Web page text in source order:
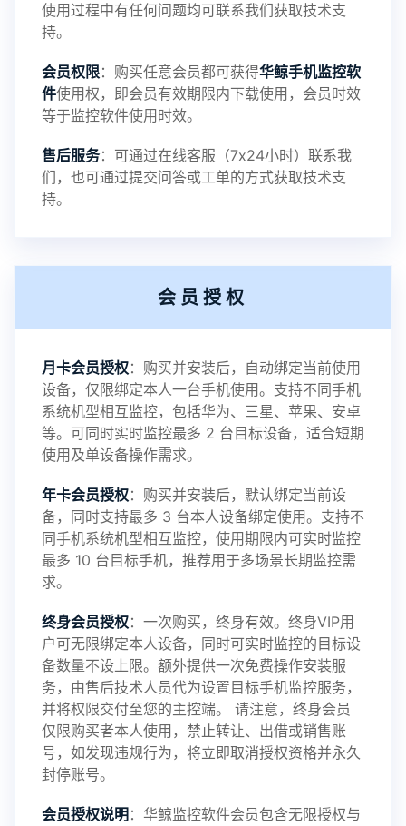
5：优化关闭监控后离线设置云储存对方微信聊天记
录文件改为自定义文件名称
提示：
提示1：为避免异常风险情况，传输对方手机数据文
件至本地请先切换代理网络
鲸监控存在的问题与所需的更多功能，华鲸手机监
控将持续为您创造更优秀的监控APP
2025-01-13 V3.7
2024-10-08 V3.6
2024-03-16 V3.5
使用过程中有任何问题均可联系我们获取技术支
持。
会员权限：购买任意会员都可获得华鲸手机监控软
件使用权，即会员有效期限内下载使用，会员时效
等于监控软件使用时效。
售后服务：可通过在线客服（7x24小时）联系我
们，也可通过提交问答或工单的方式获取技术支
持。
会员授权
月卡会员授权：购买并安装后，自动绑定当前使用
设备，仅限绑定本人一台手机使用。支持不同手机
系统机型相互监控，包括华为、三星、苹果、安卓
等。可同时实时监控最多 2 台目标设备，适合短期
使用及单设备操作需求。
年卡会员授权：购买并安装后，默认绑定当前设
备，同时支持最多 3 台本人设备绑定使用。支持不
同手机系统机型相互监控，使用期限内可实时监控
最多 10 台目标手机，推荐用于多场景长期监控需
求。
终身会员授权：一次购买，终身有效。终身VIP用
户可无限绑定本人设备，同时可实时监控的目标设
备数量不设上限。额外提供一次免费操作安装服
务，由售后技术人员代为设置目标手机监控服务，
并将权限交付至您的主控端。 请注意，终身会员
仅限购买者本人使用，禁止转让、出借或销售账
号，如发现违规行为，将立即取消授权资格并永久
封停账号。
会员授权说明 ：华鲸监控软件会员包含无限授权与